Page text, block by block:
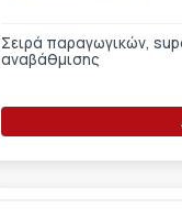
Σειρά παραγωγικών,
αναβάθμισης